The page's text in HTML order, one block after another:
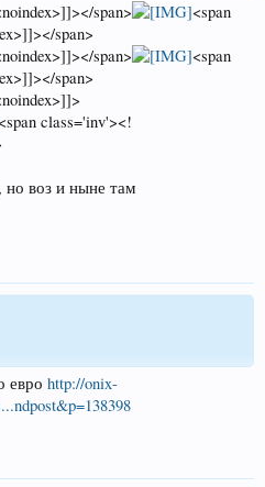
span>
<span
span>
span>
<span
span>
<span class='inv'><!
но воз и ныне там
евро http://onix-